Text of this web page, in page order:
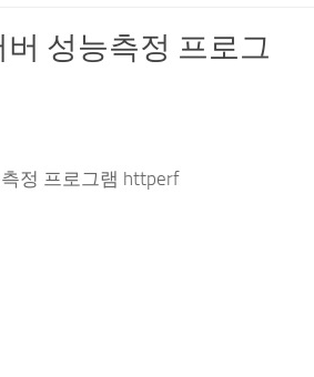
버 성능측정 프로그
정 프로그램 httperf